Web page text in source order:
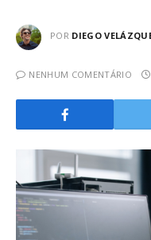
POR DIEGO
NENHUM COMENTÁRIO